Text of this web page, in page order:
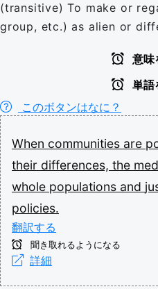
(transitive) To make or
group, etc.) as alien or
意味
単語
このボタンはなに？
When communities are
their differences, the
whole populations and
policies.
翻訳する
聞き取れるようになる
詳細